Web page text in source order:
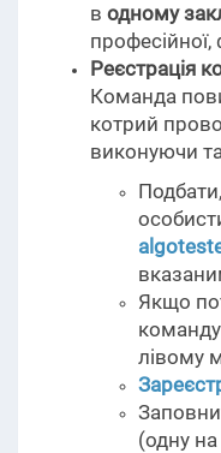
в одному
професійної,
Реєстрація
Команда
котрий
виконуючи
Якщо
лівому
(одну